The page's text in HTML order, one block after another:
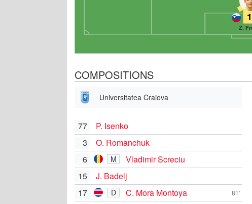
1
Ž.
COMPOSITIONS
Universitatea Craiova
77
P. Isenko
3
O. Romanchuk
6
M
Vladimir Screciu
15
J. Badelj
17
D C. Mora Montoya 81'